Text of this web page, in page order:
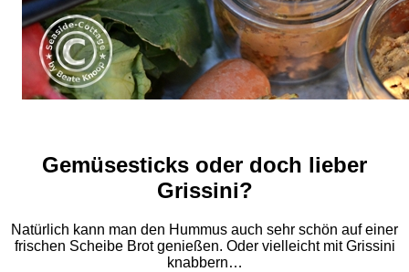
Gemüsesticks oder doch lieber
Grissini?
Natürlich kann man den Hummus auch sehr schön auf einer
frischen Scheibe Brot genießen. Oder vielleicht mit Grissini
knabbern…